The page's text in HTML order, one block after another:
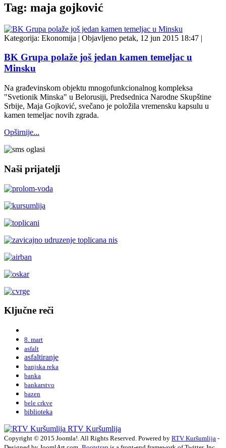
Tag: maja gojković
Kategorija: Ekonomija | Objavljeno petak, 12 jun 2015 18:47 |
BK Grupa polaže još jedan kamen temeljac u
Minsku
Na građevinskom objektu mnogofunkcionalnog kompleksa
"Svetionik Minska" u Belorusiji, Predsednica Narodne Skupštine
Srbije, Maja Gojković, svečano je položila vremensku kapsulu u
kamen temeljac novih zgrada.
Opširnije...
Naši prijatelji
Ključne reči
8. mart
asfalt
asfaltiranje
banjska reka
banka
bankarstvo
bazen
bele crkve
biblioteka
RTV Kuršumlija
Copyright © 2015 Joomla!. All Rights Reserved. Powered by RTV Kuršumlija -